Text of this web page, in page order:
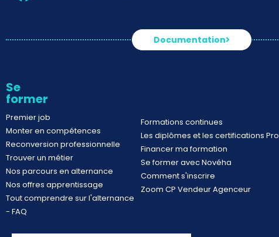
Documentation
Se
former
Premier job
Monter en compétences
Reconversion professionnelle
Trouver un métier
Nos parcours en alternance
Nos offres apprentissage
Tout comprendre sur l'alternance
- FAQ
Formations continues
Les diplômes et les certifications Pro
Financer ma formation
Se former avec Novéha
Comment s'inscrire
Zoom CP Vendeur Agenceur